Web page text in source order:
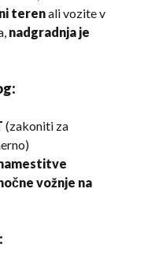
terenali vozite v
nadgradnja je
(zakoniti za
vožnje na